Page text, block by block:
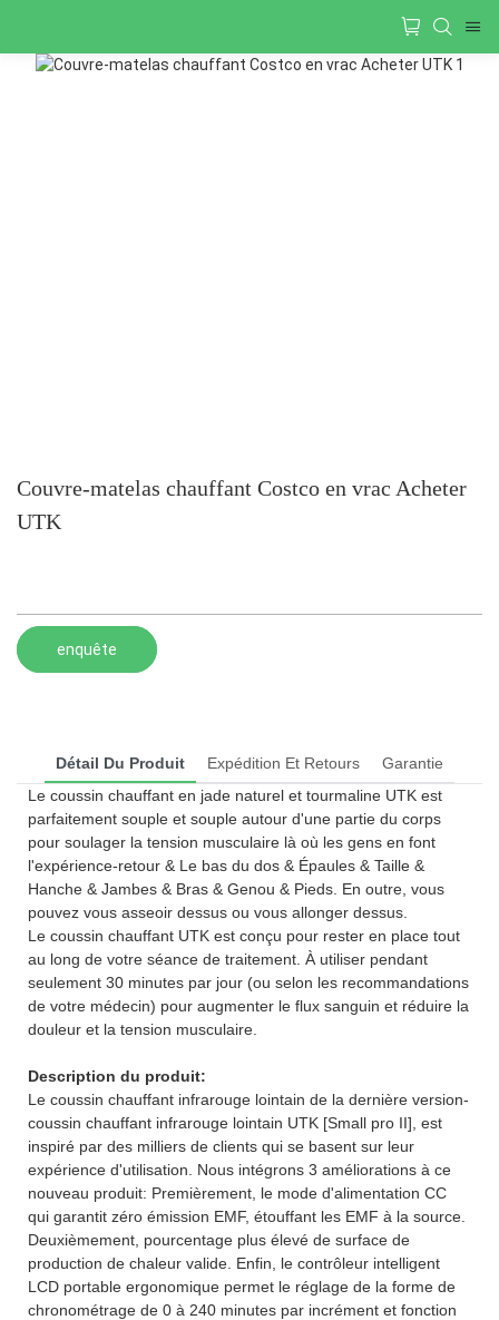
Couvre-matelas chauffant Costco en vrac Acheter
UTK
enquête
Détail Du Produit Expédition Et Retours
Garantie
Le coussin chauffant en jade naturel et tourmaline UTK est
parfaitement souple et souple autour d'une partie du corps
pour soulager la tension musculaire là où les gens en font
l'expérience-retour & Le bas du dos & Épaules & Taille &
Hanche & Jambes & Bras & Genou & Pieds. En outre, vous
pouvez vous asseoir dessus ou vous allonger dessus.
Le coussin chauffant UTK est conçu pour rester en place tout
au long de votre séance de traitement. À utiliser pendant
seulement 30 minutes par jour (ou selon les recommandations
de votre médecin) pour augmenter le flux sanguin et réduire la
douleur et la tension musculaire.
Description du produit:
Le coussin chauffant infrarouge lointain de la dernière version-
coussin chauffant infrarouge lointain UTK [Small pro II], est
inspiré par des milliers de clients qui se basent sur leur
expérience d'utilisation. Nous intégrons 3 améliorations à ce
nouveau produit: Premièrement, le mode d'alimentation CC
qui garantit zéro émission EMF, étouffant les EMF à la source.
Deuxièmement, pourcentage plus élevé de surface de
production de chaleur valide. Enfin, le contrôleur intelligent
LCD portable ergonomique permet le réglage de la forme de
chronométrage de 0 à 240 minutes par incrément et fonction